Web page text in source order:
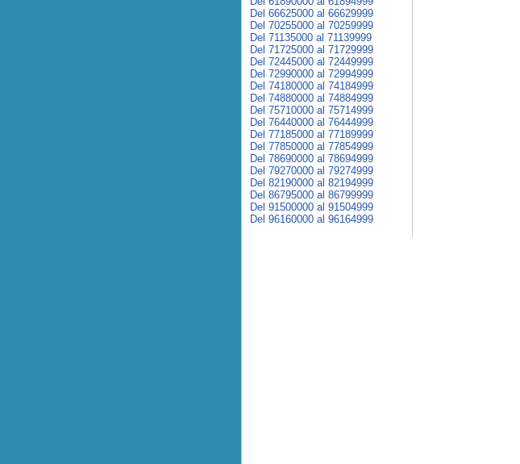
Del 66625000 al 66629999
Del 70255000 al 70259999
Del 71135000 al 71139999
Del 71725000 al 71729999
Del 72445000 al 72449999
Del 72990000 al 72994999
Del 74180000 al 74184999
Del 74880000 al 74884999
Del 75710000 al 75714999
Del 76440000 al 76444999
Del 77185000 al 77189999
Del 77850000 al 77854999
Del 78690000 al 78694999
Del 79270000 al 79274999
Del 82190000 al 82194999
Del 86795000 al 86799999
Del 91500000 al 91504999
Del 96160000 al 96164999